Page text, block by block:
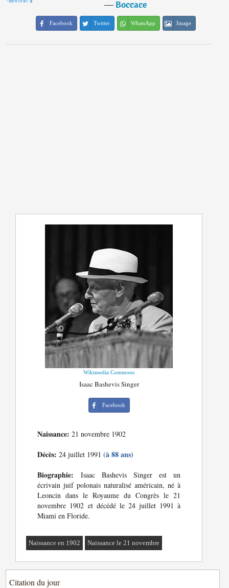
―Boccace
Facebook Twitter WhatsApp Image
Wikimedia Commons
Isaac Bashevis Singer
Facebook
Naissance: 21 novembre 1902
Décès: 24 juillet 1991(à 88 ans)
Biographie: Isaac Bashevis Singer est un
écrivain juif polonais naturalisé américain, né à
Leoncin dans le Royaume du Congrès le 21
novembre 1902 et décédé le 24 juillet 1991 à
Miami en Floride.
Naissance en 1902 Naissance le 21 novembre
Citation du jour